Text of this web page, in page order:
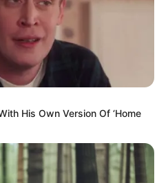
His Own Version Of ‘Home